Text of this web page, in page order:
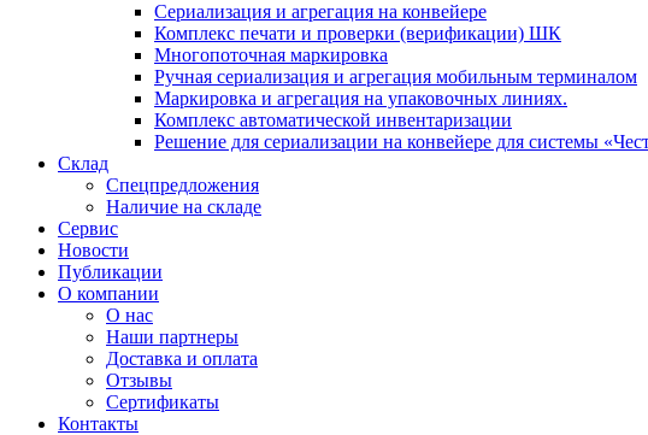
Сериализация и агрегация на конвейере
Комплекс печати и проверки (верификации) ШК
Многопоточная маркировка
Ручная сериализация и агрегация мобильным терминалом
Маркировка и агрегация на упаковочных линиях.
Комплекс автоматической инвентаризации
Решение для сериализации на конвейере для системы
Склад
Спецпредложения
Наличие на складе
Сервис
Новости
Публикации
О компании
О нас
Наши партнеры
Доставка и оплата
Отзывы
Сертификаты
Контакты